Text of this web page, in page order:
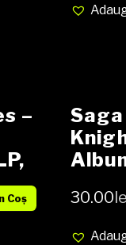
–
Coș 30.00